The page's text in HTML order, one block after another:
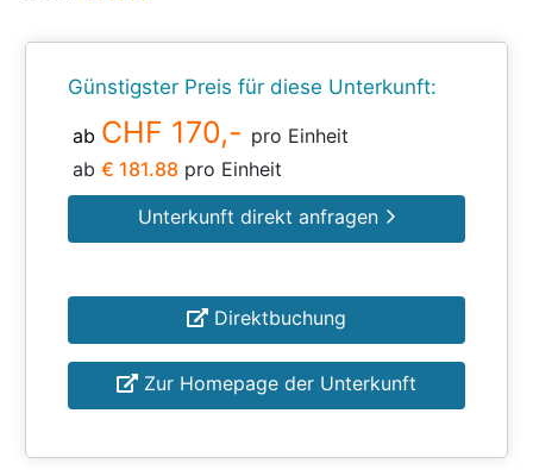
Günstigster Preis für diese Unterkunft:
ab CHF 170,- pro Einheit
ab € 181.88 pro Einheit
Unterkunft direkt anfragen
Direktbuchung
Zur Homepage der Unterkunft